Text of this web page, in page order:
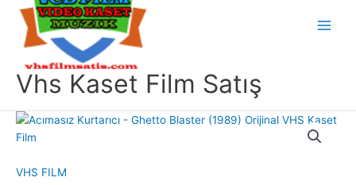
Vhs Kaset Film Satış
VHS FILM